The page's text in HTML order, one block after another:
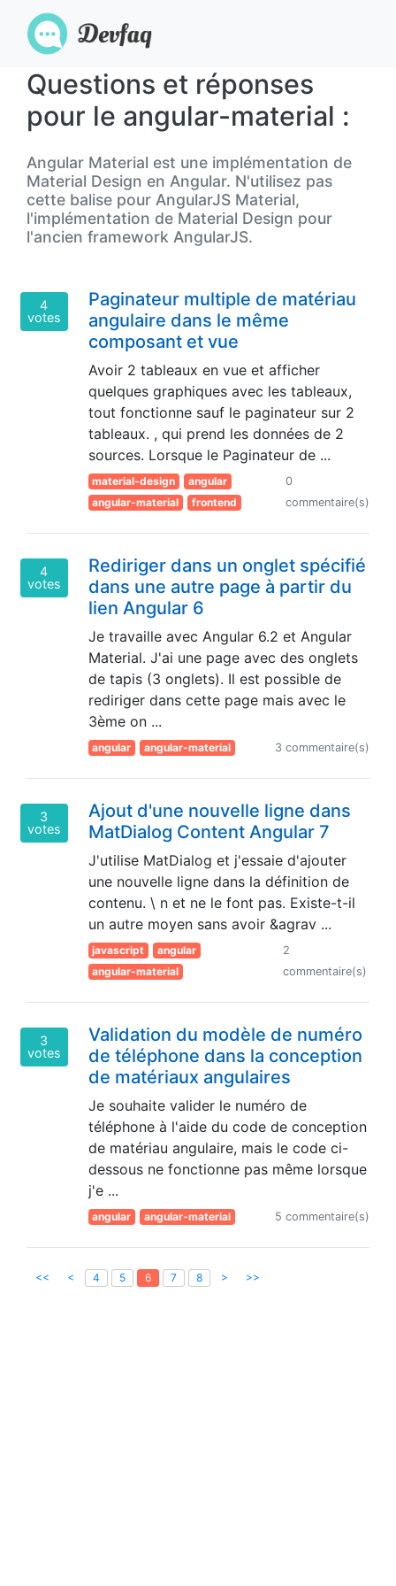
Questions et réponses
pour le angular-material :
Angular Material est une implémentation de
Material Design en Angular. N'utilisez pas
cette balise pour AngularJS Material,
l'implémentation de Material Design pour
l'ancien framework AngularJS.
4
votes
Paginateur multiple de matériau
angulaire dans le même
composant et vue
Avoir 2 tableaux en vue et afficher
quelques graphiques avec les tableaux,
tout fonctionne sauf le paginateur sur 2
tableaux. , qui prend les données de 2
sources. Lorsque le Paginateur de ...
material-design
angular
angular-material
frontend
0
commentaire(s)
4
votes
Rediriger dans un onglet spécifié
dans une autre page à partir du
lien Angular 6
Je travaille avec Angular 6.2 et Angular
Material. J'ai une page avec des onglets
de tapis (3 onglets). Il est possible de
rediriger dans cette page mais avec le
3ème on ...
angular angular-material 3 commentaire(s)
3
votes
Ajout d'une nouvelle ligne dans
MatDialog Content Angular 7
J'utilise MatDialog et j'essaie d'ajouter
une nouvelle ligne dans la définition de
contenu. \ n et ne le font pas. Existe-t-il
un autre moyen sans avoir &agrav ...
javascript
angular
angular-material
2
commentaire(s)
3
votes
Validation du modèle de numéro
de téléphone dans la conception
de matériaux angulaires
Je souhaite valider le numéro de
téléphone à l'aide du code de conception
de matériau angulaire, mais le code ci-
dessous ne fonctionne pas même lorsque
j'e ...
angular angular-material 5 commentaire(s)
<< < 4 5 6 7 8 > >>